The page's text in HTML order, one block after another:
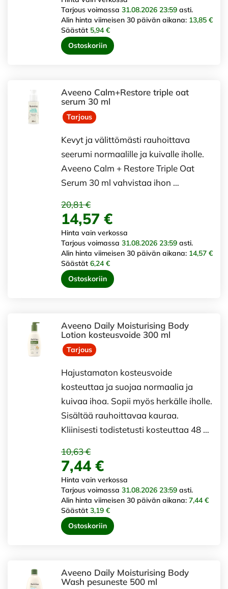
Tarjous voimassa 31.08.2026 23:59 asti.
Alin hinta viimeisen 30 päivän aikana: 13,85 €
Säästät 5,94 €
Ostoskoriin
Aveeno Calm+Restore triple oat
serum 30 ml
Tarjous
Kevyt ja välittömästi rauhoittava
seerumi normaalille ja kuivalle iholle.
Aveeno Calm + Restore Triple Oat
Serum 30 ml vahvistaa ihon …
20,81 €
14,57 €
Hinta vain verkossa
Tarjous voimassa 31.08.2026 23:59 asti.
Alin hinta viimeisen 30 päivän aikana: 14,57 €
Säästät 6,24 €
Ostoskoriin
Aveeno Daily Moisturising Body
Lotion kosteusvoide 300 ml
Tarjous
Hajustamaton kosteusvoide
kosteuttaa ja suojaa normaalia ja
kuivaa ihoa. Sopii myös herkälle iholle.
Sisältää rauhoittavaa kauraa.
Kliinisesti todistetusti kosteuttaa 48 …
10,63 €
7,44 €
Hinta vain verkossa
Tarjous voimassa 31.08.2026 23:59 asti.
Alin hinta viimeisen 30 päivän aikana: 7,44 €
Säästät 3,19 €
Ostoskoriin
Aveeno Daily Moisturising Body
Wash pesuneste 500 ml